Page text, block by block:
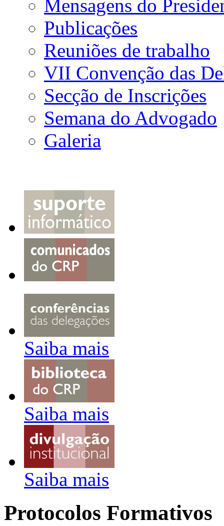
Mensagens do
Publicações
Reuniões de trabalho
VII Convenção das
Secção de Inscrições
Semana do Advogado
Galeria
Saiba mais
Saiba mais
Saiba mais
Protocolos Formativos